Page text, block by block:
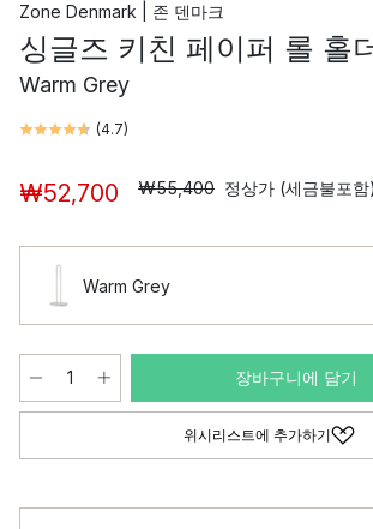
Zone Denmark | 존 덴마크
싱글즈 키친 페이퍼 롤 홀
Warm Grey
(4.7)
₩52,700 ₩55,400 정상가 (세금불포함)
Warm Grey
장바구니에 담기
위시리스트에 추가하기